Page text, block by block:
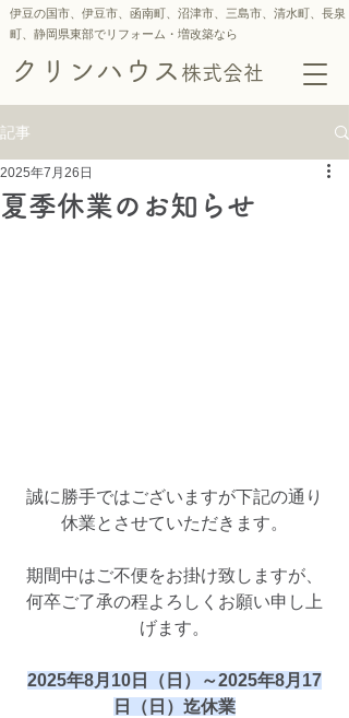
伊豆の国市、伊豆市、函南町、沼津市、三島市、 清水町、 長泉
町、静岡県東部でリフォーム・増改築なら
クリンハウス 株式会社
記事
夏季休業のお知らせ
2025年7月26日
誠に勝手ではございますが下記の通り
休業とさせていただきます。
期間中はご不便をお掛け致しますが、
何卒ご了承の程よろしくお願い申し上
げます。
2025年8月10日（日）～2025年8月17
日（日）迄休業